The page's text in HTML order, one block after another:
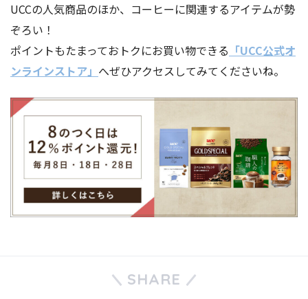
UCCの人気商品のほか、コーヒーに関連するアイテムが勢
ぞろい！
ポイントもたまっておトクにお買い物できる 「UCC公式オ
ンラインストア」 へぜひアクセスしてみてくださいね。
SHARE